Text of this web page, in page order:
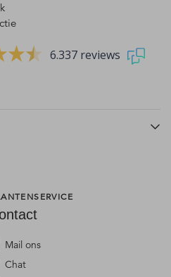
6.337 reviews
Mail ons
Chat